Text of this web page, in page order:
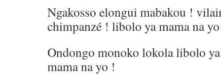
Ngakosso elongui mabakou !
chimpanzé ! libolo ya mama na yo
Ondongo monoko lokola libolo
mama na yo !